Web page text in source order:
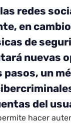
redes
en
de
nuevas
un
del
hacer